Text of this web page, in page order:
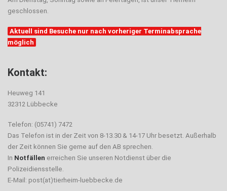
geschlossen.
Aktuell sind Besuche nur nach vorheriger Terminabsprache
möglich
Kontakt:
Heuweg 141
32312 Lübbecke
Telefon: (05741) 7472
Das Telefon ist in der Zeit von 8-13.30 & 14-17 Uhr besetzt. Außerhalb
der Zeit können Sie gerne auf den AB sprechen.
In Notfällen erreichen Sie unseren Notdienst über die
Polizeidiensstelle.
E-Mail: post(at)tierheim-luebbecke.de